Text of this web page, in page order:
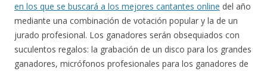
en los que se buscará a los mejores cantantes online del año
mediante una combinación de votación popular y la de un
jurado profesional. Los ganadores serán obsequiados con
suculentos regalos: la grabación de un disco para los grandes
ganadores, micrófonos profesionales para los ganadores de